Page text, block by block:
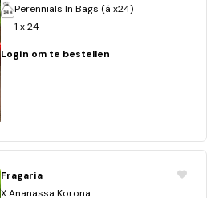
Perennials In Bags (á x24)
1 x 24
Login om te bestellen
Fragaria
X Ananassa Korona